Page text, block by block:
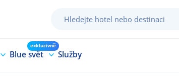
Blue svět
exkluzivně
Služby